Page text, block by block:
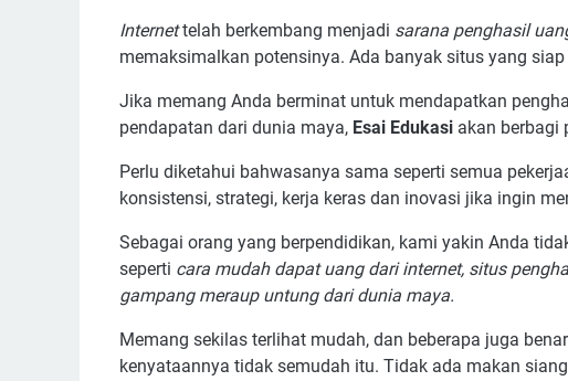
Internettelah berkembang menjadi sarana penghasil
memaksimalkan potensinya. Ada banyak situs yang
Jika memang Anda berminat untuk mendapatkan
pendapatan dari dunia maya, Esai Edukasi akan berbagi
Perlu diketahui bahwasanya sama seperti semua
konsistensi, strategi, kerja keras dan inovasi jika ingin
Sebagai orang yang berpendidikan, kami yakin Anda
seperti cara mudah dapat uang dari internet, situs
gampang meraup untung dari dunia maya.
Memang sekilas terlihat mudah, dan beberapa juga
kenyataannya tidak semudah itu. Tidak ada makan